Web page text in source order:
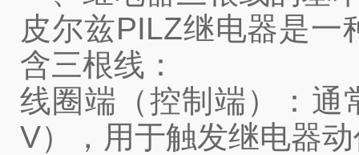
皮尔兹PILZ继电器是
含三根线：
线圈端（控制端）：通
V），用于触发继电器